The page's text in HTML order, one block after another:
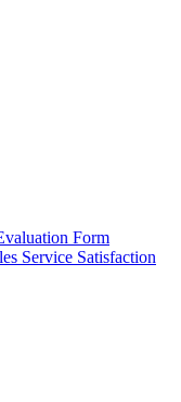
Form
Service Satisfaction